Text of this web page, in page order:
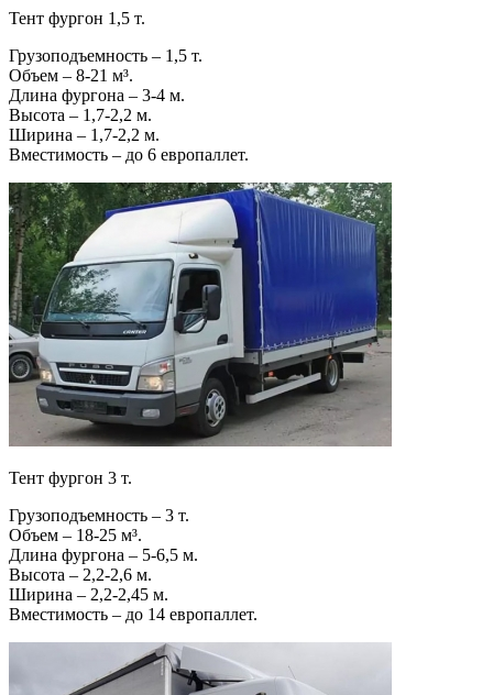
Тент фургон 1,5 т.
Грузоподъемность – 1,5 т.
Объем – 8-21 м³.
Длина фургона – 3-4 м.
Высота – 1,7-2,2 м.
Ширина – 1,7-2,2 м.
Вместимость – до 6 европаллет.
Тент фургон 3 т.
Грузоподъемность – 3 т.
Объем – 18-25 м³.
Длина фургона – 5-6,5 м.
Высота – 2,2-2,6 м.
Ширина – 2,2-2,45 м.
Вместимость – до 14 европаллет.